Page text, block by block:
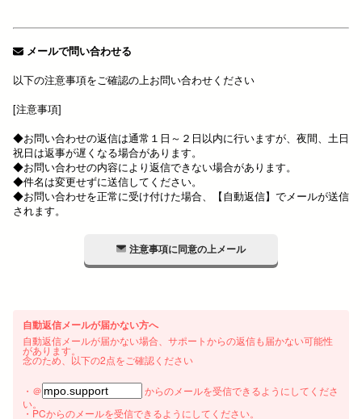
メールで問い合わせる
以下の注意事項をご確認の上お問い合わせください
[注意事項]
◆お問い合わせの返信は通常１日～２日以内に行いますが、夜間、土日
祝日は返事が遅くなる場合があります。
◆お問い合わせの内容により返信できない場合があります。
◆件名は変更せずに送信してください。
◆お問い合わせを正常に受け付けた場合、【自動返信】でメールが送信
されます。
注意事項に同意の上メール
自動返信メールが届かない方へ
自動返信メールが届かない場合、サポートからの返信も届かない可能性
があります。
念のため、以下の2点をご確認ください
・＠
からのメールを受信できるようにしてくださ
い。
・PCからのメールを受信できるようにしてください。